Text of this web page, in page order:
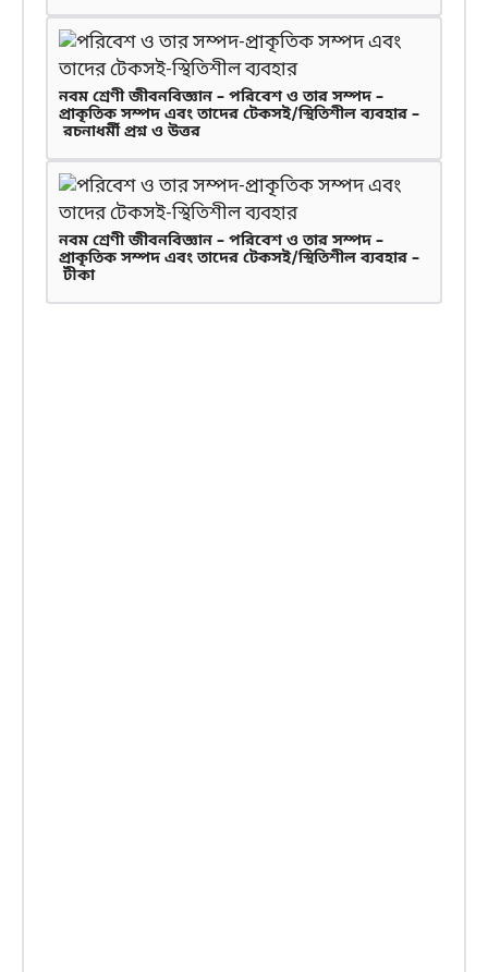
নবম শ্রেণী জীবনবিজ্ঞান – পরিবেশ ও তার সম্পদ –
প্রাকৃতিক সম্পদ এবং তাদের টেকসই/স্থিতিশীল ব্যবহার –
রচনাধর্মী প্রশ্ন ও উত্তর
নবম শ্রেণী জীবনবিজ্ঞান – পরিবেশ ও তার সম্পদ –
প্রাকৃতিক সম্পদ এবং তাদের টেকসই/স্থিতিশীল ব্যবহার –
টীকা